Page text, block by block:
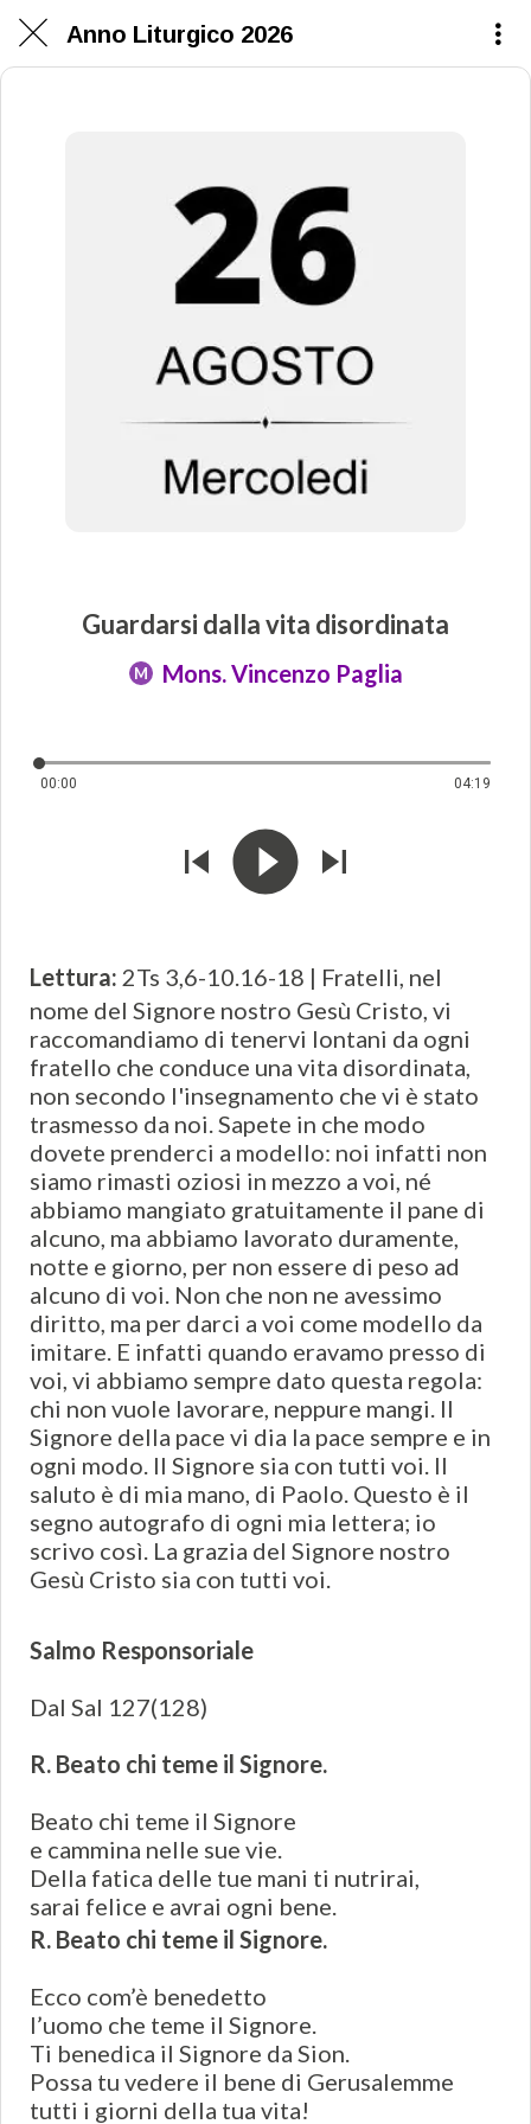
Anno Liturgico 2026
Guardarsi dalla vita disordinata
M Mons. Vincenzo Paglia
00:00 04:19
Lettura: 2Ts 3,6-10.16-18 | Fratelli, nel
nome del Signore nostro Gesù Cristo, vi
raccomandiamo di tenervi lontani da ogni
fratello che conduce una vita disordinata,
non secondo l'insegnamento che vi è stato
trasmesso da noi. Sapete in che modo
dovete prenderci a modello: noi infatti non
siamo rimasti oziosi in mezzo a voi, né
abbiamo mangiato gratuitamente il pane di
alcuno, ma abbiamo lavorato duramente,
notte e giorno, per non essere di peso ad
alcuno di voi. Non che non ne avessimo
diritto, ma per darci a voi come modello da
imitare. E infatti quando eravamo presso di
voi, vi abbiamo sempre dato questa regola:
chi non vuole lavorare, neppure mangi. Il
Signore della pace vi dia la pace sempre e in
ogni modo. Il Signore sia con tutti voi. Il
saluto è di mia mano, di Paolo. Questo è il
segno autografo di ogni mia lettera; io
scrivo così. La grazia del Signore nostro
Gesù Cristo sia con tutti voi.
Salmo Responsoriale
Dal Sal 127(128)
R. Beato chi teme il Signore.
Beato chi teme il Signore
e cammina nelle sue vie.
Della fatica delle tue mani ti nutrirai,
sarai felice e avrai ogni bene.
R. Beato chi teme il Signore.
Ecco com’è benedetto
l’uomo che teme il Signore.
Ti benedica il Signore da Sion.
Possa tu vedere il bene di Gerusalemme
tutti i giorni della tua vita!